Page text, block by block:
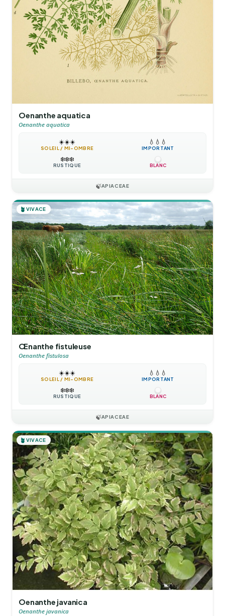
Oenanthe aquatica
Oenanthe aquatica
☀️☀️☀️
SOLEIL / MI-OMBRE
💧 💧 💧
IMPORTANT
❄️❄️❄️
RUSTIQUE BLANC
🍃APIACEAE
🪴 VIVACE
Œnanthe fistuleuse
Oenanthe fistulosa
☀️☀️☀️
SOLEIL / MI-OMBRE
💧 💧 💧
IMPORTANT
❄️❄️❄️
RUSTIQUE BLANC
🍃APIACEAE
🪴 VIVACE
Oenanthe javanica
Oenanthe javanica